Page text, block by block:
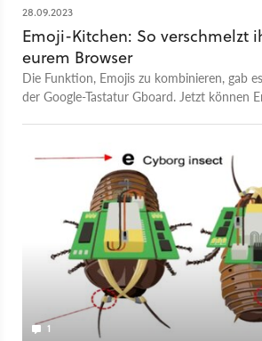
28.09.2023
Emoji-Kitchen: So verschmelzt
eurem Browser
Die Funktion, Emojis zu kombinieren, gab
der Google-Tastatur Gboard. Jetzt können
1